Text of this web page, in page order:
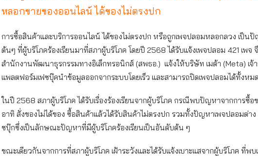
หลอกขายของออนไลน์ ได้ของไม่ตรงปก
การซื้อสินค้าและบริการออนไลน์ ได้ของไม่ตรงปก หรือถูกเพจปลอมหลอกลวง เป็น
ต้นๆ ที่ผู้บริโภคร้องเรียนมาที่สภาผู้บริโภค โดยปี 2568 ได้รับแจ้งเพจปลอม 421 เพจ
สำนักงานพัฒนาธุรกรรมทางอิเล็กทรอนิกส์ (สพธอ.) แจ้งให้บริษัท เมต้า (Meta) เจ้
แพลตฟอร์มเฟซบุ๊คนำข้อมูลออกจากระบบโดยเร็ว และสามารถปิดเพจปลอมได้ทั้งหม
ในปี 2568 สภาผู้บริโภค ได้รับเรื่องร้องเรียนจากผู้บริโภค กรณีพบปัญหาจากการซื้อ
อาทิ สั่งของไม่ได้ของ ซื้อสินค้าแล้วได้รับสินค้าไม่ตรงปก รวมทั้งปัญหาเพจปลอมต่าง
ซบุ๊กซึ่งเป็นลักษณะปัญหาที่มีผู้บริโภคร้องเรียนเป็นอันดับต้น ๆ
ขณะเดียวกันจากการที่สภาผู้บริโภค เฝ้าระวังและได้รับแจ้งเบาะแสจากผู้บริโภค ที่พบ